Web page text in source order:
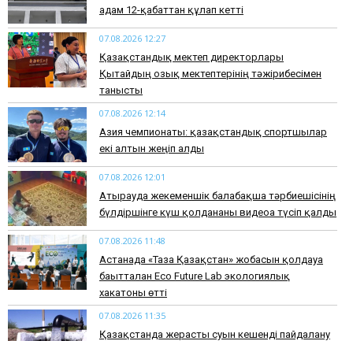
адам 12-қабаттан құлап кетті
07.08.2026 12:27
Қазақстандық мектеп директорлары
Қытайдың озық мектептерінің тәжірибесімен
танысты
07.08.2026 12:14
Азия чемпионаты: қазақстандық спортшылар
екі алтын жеңіп алды
07.08.2026 12:01
Атырауда жекеменшік балабақша тәрбиешісінің
бүлдіршінге күш қолданғаны видеоға түсіп қалды
07.08.2026 11:48
Астанада «Таза Қазақстан» жобасын қолдауға
бағытталған Eco Future Lab экологиялық
хакатоны өтті
07.08.2026 11:35
Қазақстанда жерасты суын кешенді пайдалану